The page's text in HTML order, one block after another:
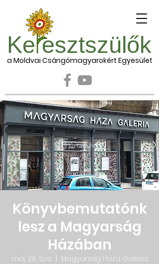
Ke esztszülők
a Moldvai Csángómagyarokért Egyesület
Könyvbemutatónk
lesz a Magyarság
Házában
máj. 28., Sze Magyarság Háza Galéria